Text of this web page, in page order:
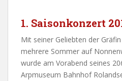
1. Saisonkonzert
Mit seiner Geliebten der
mehrere Sommer auf
wurde am Vorabend seines
Arpmuseum Bahnhof